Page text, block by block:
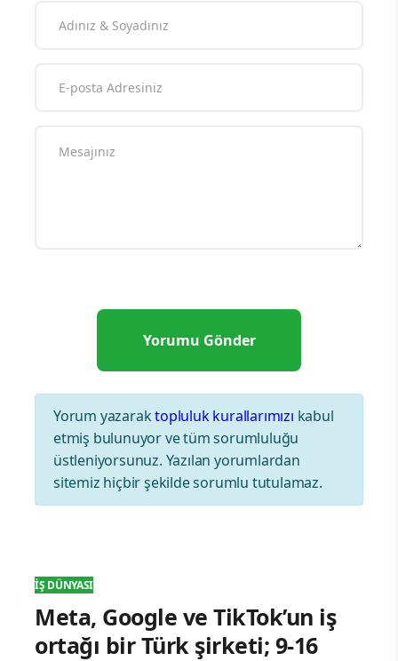
Yorum yazaraktopluluk kurallarımızı kabul
etmiş bulunuyor ve tüm sorumluluğu
üstleniyorsunuz. Yazılan yorumlardan
sitemiz hiçbir şekilde sorumlu tutulamaz.
İŞ DÜNYASI
Meta, Google ve TikTok’un iş
ortağı bir Türk şirketi; 9-16